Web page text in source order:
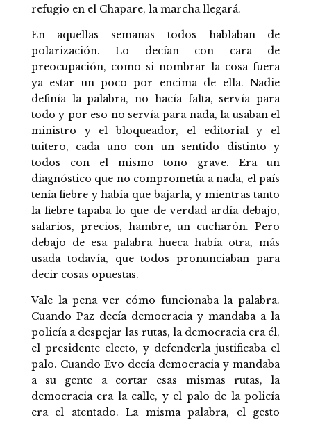
refugio en el Chapare, la marcha llegará.
En aquellas semanas todos hablaban de
polarización. Lo decían con cara de
preocupación, como si nombrar la cosa fuera
ya estar un poco por encima de ella. Nadie
definía la palabra, no hacía falta, servía para
todo y por eso no servía para nada, la usaban el
ministro y el bloqueador, el editorial y el
tuitero, cada uno con un sentido distinto y
todos con el mismo tono grave. Era un
diagnóstico que no comprometía a nada, el país
tenía fiebre y había que bajarla, y mientras tanto
la fiebre tapaba lo que de verdad ardía debajo,
salarios, precios, hambre, un cucharón. Pero
debajo de esa palabra hueca había otra, más
usada todavía, que todos pronunciaban para
decir cosas opuestas.
Vale la pena ver cómo funcionaba la palabra.
Cuando Paz decía democracia y mandaba a la
policía a despejar las rutas, la democracia era él,
el presidente electo, y defenderla justificaba el
palo. Cuando Evo decía democracia y mandaba
a su gente a cortar esas mismas rutas, la
democracia era la calle, y el palo de la policía
era el atentado. La misma palabra, el gesto